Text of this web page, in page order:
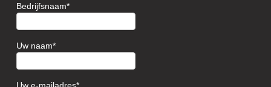
Bedrijfsnaam
Uw naam